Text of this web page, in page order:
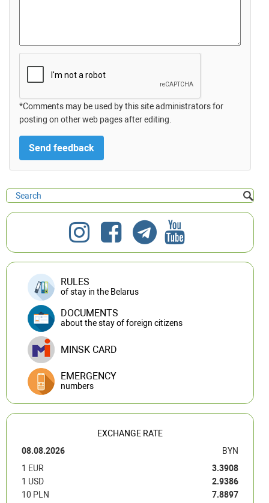
*Comments may be used by this site administrators for
posting on other web pages after editing.
RULES
of stay in the Belarus
DOCUMENTS
about the stay of foreign citizens
MINSK CARD
EMERGENCY
numbers
EXCHANGE RATE
08.08.2026
BYN
1 EUR
3.3908
1 USD
2.9386
10 PLN
7.8897